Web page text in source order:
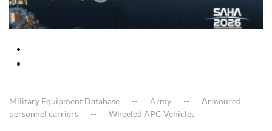
Military Equipment Database Army
Armoured
personnel carriers
Wheeled APC Vehicles